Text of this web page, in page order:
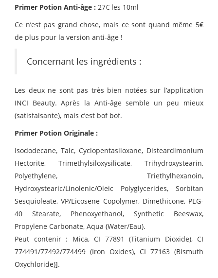
Primer Potion Anti-âge : 27€ les 10ml
Ce n’est pas grand chose, mais ce sont quand même 5€
de plus pour la version anti-âge !
Concernant les ingrédients :
Les deux ne sont pas très bien notées sur l’application
INCI Beauty. Après la Anti-âge semble un peu mieux
(satisfaisante), mais c’est bof bof.
Primer Potion Originale :
Isododecane, Talc, Cyclopentasiloxane, Disteardimonium
Hectorite, Trimethylsiloxysilicate, Trihydroxystearin,
Polyethylene, Triethylhexanoin,
Hydroxystearic/Linolenic/Oleic Polyglycerides, Sorbitan
Sesquioleate, VP/Eicosene Copolymer, Dimethicone, PEG-
40 Stearate, Phenoxyethanol, Synthetic Beeswax,
Propylene Carbonate, Aqua (Water/Eau).
Peut contenir : Mica, CI 77891 (Titanium Dioxide), CI
774491/77492/774499 (Iron Oxides), CI 77163 (Bismuth
Oxychloride)].